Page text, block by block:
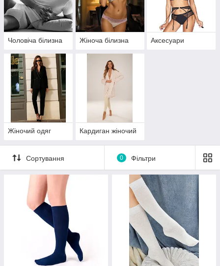
Чоловіча білизна Жіноча білизна Аксесуари
Жіночий одяг Кардиган жіночий
Сортування 0 Фільтри